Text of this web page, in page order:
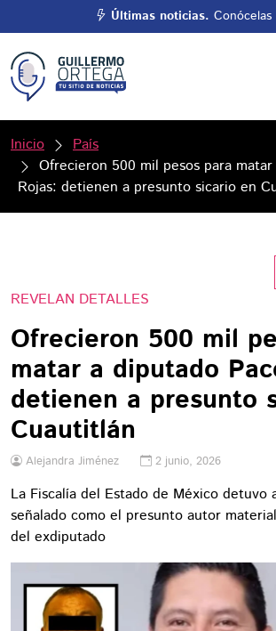
Últimas noticias. Conócelas
Inicio
País
Ofrecieron 500 mil pesos para
Rojas: detienen a presunto sicario en
REVELAN DETALLES
Ofrecieron 500 mil
matar a diputado
detienen a presunto
Cuautitlán
Alejandra Jiménez 2 junio, 2026
La Fiscalía del Estado de México detuvo a
señalado como el presunto autor
del exdiputado